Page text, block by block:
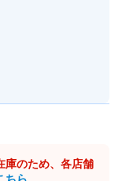
庫のため、各店舗
ちら